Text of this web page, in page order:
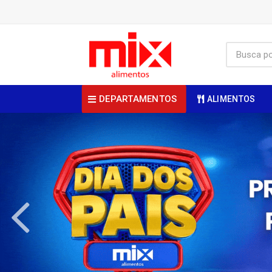
DEPARTAMENTOS ALIMENTOS